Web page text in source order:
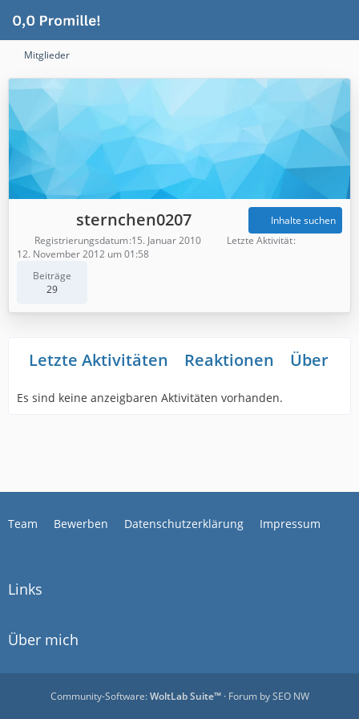
Mitglieder
sternchen0207
Beiträge
29
Inhalte suchen
Registrierungsdatum 15. Januar 2010
Letzte Aktivität
12. November 2012 um 01:58
Letzte Aktivitäten Reaktionen Über
Es sind keine anzeigbaren Aktivitäten vorhanden.
Team Bewerben Datenschutzerklärung Impressum
Links
Über mich
Community-Software:WoltLab Suite™· Forum bySEO NW